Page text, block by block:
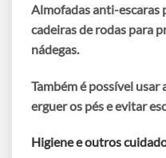
Almofadas anti-escaras
cadeiras de rodas para
nádegas.
Também é possível
erguer os pése evitar
Higiene e outros